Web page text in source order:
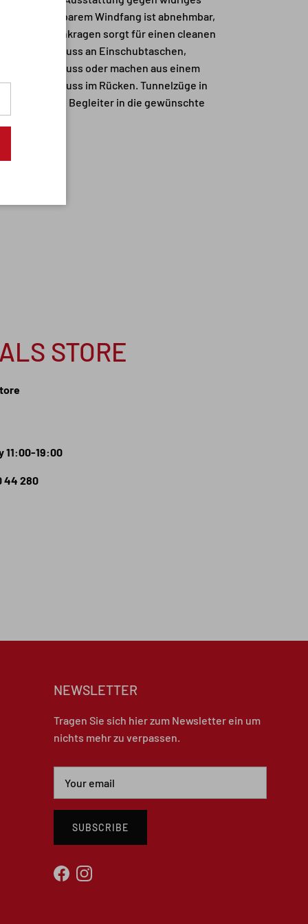
formbarem Windfang ist abnehmbar,
Stehkragen sorgt für einen cleanen
als Verschluss an Einschubtaschen,
Reißverschluss oder machen aus einem
Abschluss im Rücken. Tunnelzüge in
den robusten Begleiter in die gewünschte
STORE
11:00-19:00
44 280
NEWSLETTER
Tragen Sie sich hier zum Newsletter ein um
nichts mehr zu verpassen.
SUBSCRIBE
FacebookInstagram